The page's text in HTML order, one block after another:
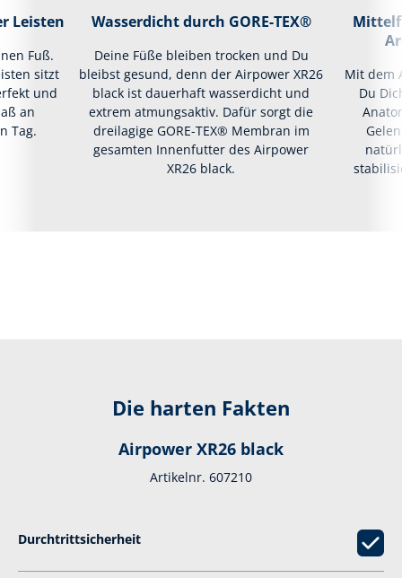
Leisten
Fuß.
sitzt
und
an
Tag.
Wasserdicht durch GORE-TEX®
Deine Füße bleiben trocken und Du
bleibst gesund, denn der Airpower XR26
black ist dauerhaft wasserdicht und
extrem atmungsaktiv. Dafür sorgt die
dreilagige GORE-TEX® Membran im
gesamten Innenfutter des Airpower
XR26 black.
Mit dem
Du
Die harten Fakten
Airpower XR26 black
Artikelnr. 607210
Durchtrittsicherheit